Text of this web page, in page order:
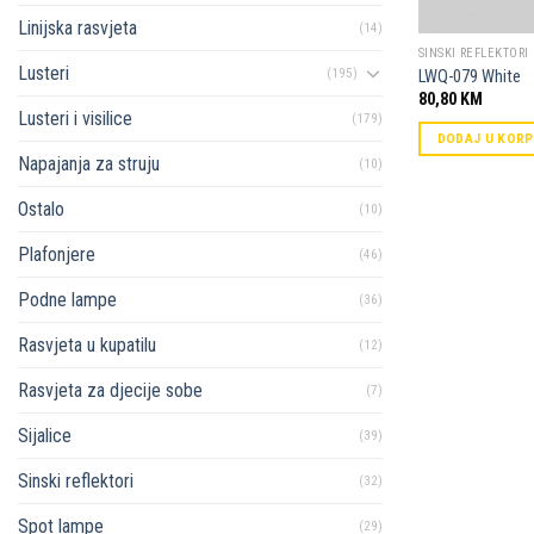
Linijska rasvjeta (14)
Lusteri (195)
Lusteri i visilice (179)
Napajanja za struju (10)
Ostalo (10)
Plafonjere (46)
Podne lampe (36)
Rasvjeta u kupatilu (12)
Rasvjeta za djecije sobe (7)
Sijalice (39)
Sinski reflektori (32)
Spot lampe (29)
SINSKI REFLEKTORI
LWQ-079 White
80,80 KM
DODAJ U